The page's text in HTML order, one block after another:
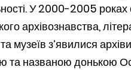
У 2000-2005
архівознавства,
з’явилися
та названою донькою